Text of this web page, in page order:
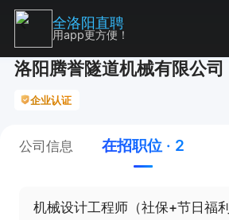
洛阳腾誉隧道机械有限公司
企业认证
公司信息 在招职位 · 2
全洛阳直聘
用app更方便！